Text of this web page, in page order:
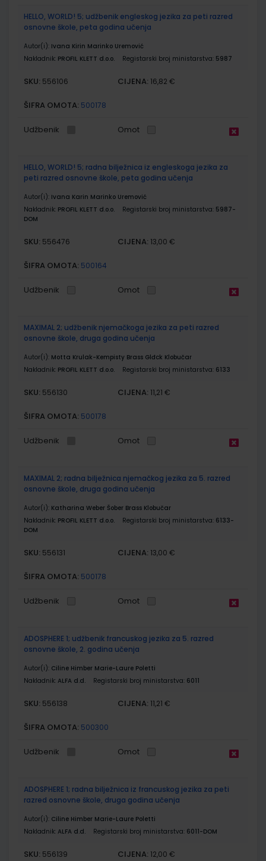
HELLO, WORLD! 5; udžbenik engleskog jezika za peti razred
osnovne škole, peta godina učenja
Autor(i): Ivana Kirin Marinko Uremović
Nakladnik: PROFIL KLETT d.o.o. Registarski broj ministarstva: 5987
SKU: 556106 CIJENA: 16,82 €
ŠIFRA OMOTA: 500178
Udžbenik Omot
HELLO, WORLD! 5; radna bilježnica iz engleskoga jezika za
peti razred osnovne škole, peta godina učenja
Autor(i): Ivana Karin Marinko Uremović
Nakladnik: PROFIL KLETT d.o.o. Registarski broj ministarstva: 5987-
DOM
SKU: 556476 CIJENA: 13,00 €
ŠIFRA OMOTA: 500164
Udžbenik Omot
MAXIMAL 2; udžbenik njemačkoga jezika za peti razred
osnovne škole, druga godina učenja
Autor(i): Motta Krulak-Kempisty Brass Glđck Klobučar
Nakladnik: PROFIL KLETT d.o.o. Registarski broj ministarstva: 6133
SKU: 556130 CIJENA: 11,21 €
ŠIFRA OMOTA: 500178
Udžbenik Omot
MAXIMAL 2; radna bilježnica njemačkog jezika za 5. razred
osnovne škole, druga godina učenja
Autor(i): Katharina Weber Šober Brass Klobučar
Nakladnik: PROFIL KLETT d.o.o. Registarski broj ministarstva: 6133-
DOM
SKU: 556131 CIJENA: 13,00 €
ŠIFRA OMOTA: 500178
Udžbenik Omot
ADOSPHERE 1; udžbenik francuskog jezika za 5. razred
osnovne škole, 2. godina učenja
Autor(i): Ciline Himber Marie-Laure Poletti
Nakladnik: ALFA d.d. Registarski broj ministarstva: 6011
SKU: 556138 CIJENA: 11,21 €
ŠIFRA OMOTA: 500300
Udžbenik Omot
ADOSPHERE 1; radna bilježnica iz francuskog jezika za peti
razred osnovne škole, druga godina učenja
Autor(i): Ciline Himber Marie-Laure Poletti
Nakladnik: ALFA d.d. Registarski broj ministarstva: 6011-DOM
SKU: 556139 CIJENA: 12,00 €